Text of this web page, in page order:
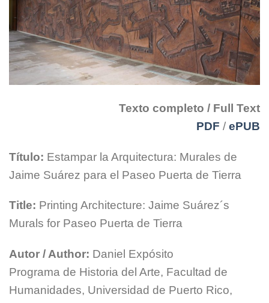
Texto completo / Full Text
PDF / ePUB
Título: Estampar la Arquitectura: Murales de
Jaime Suárez para el Paseo Puerta de Tierra
Title: Printing Architecture: Jaime Suárez´s
Murals for Paseo Puerta de Tierra
Autor / Author: Daniel Expósito
Programa de Historia del Arte, Facultad de
Humanidades, Universidad de Puerto Rico,